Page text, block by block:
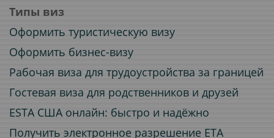
Типы виз
Оформить туристическую визу
Оформить бизнес-визу
Рабочая виза для трудоустройства за границей
Гостевая виза для родственников и друзей
ESTA США онлайн: быстро и надёжно
Получить электронное разрешение ETA